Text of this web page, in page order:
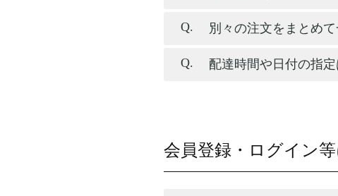
別々の注文をまとめ
配達時間や日付の指
会員登録・ログイン